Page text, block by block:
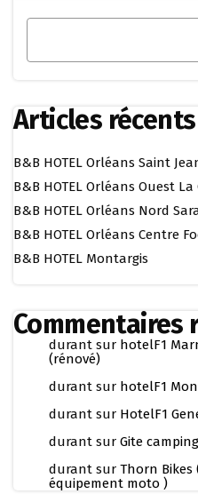
Articles récents
B&B HOTEL Orléans Saint
B&B HOTEL Orléans Ouest
B&B HOTEL Orléans Nord
B&B HOTEL Orléans Centre
B&B HOTEL Montargis
Commentaires
durant sur hotelF1
(rénové)
durant sur hotelF1
durant sur HotelF1
durant sur Gite
durant sur Thorn Bikes
équipement moto )